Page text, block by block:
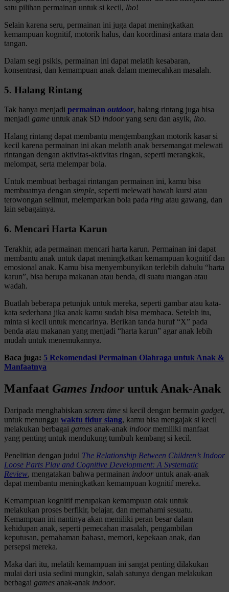
satu pilihan permainan untuk si kecil, lho!
Selain karena seru, permainan ini juga dapat meningkatkan
kemampuan kognitif, motorik halus, dan koordinasi antara mata dan
tangan.
Dalam segi psikis, permainan ini dapat melatih kesabaran,
konsentrasi, dan kemampuan anak dalam memecahkan masalah.
5. Halang Rintang
Tak hanya menjadi permainan outdoor, halang rintang juga bisa
menjadi game untuk anak SD indoor yang seru dan asyik, lho.
Halang rintang dapat membantu mengembangkan motorik kasar si
kecil karena permainan ini akan melatih anak bersemangat melewati
rintangan dengan aktivitas-aktivitas ringan, seperti merangkak,
melompat, serta melempar bola.
Untuk membuat berbagai rintangan permainan ini, kamu bisa
membuatnya dengan simple, seperti melewati bawah kursi atau
terowongan selimut, melemparkan bola pada ring atau gawang, dan
lain sebagainya.
6. Mencari Harta Karun
Terakhir, ada permainan mencari harta karun. Permainan ini dapat
membantu anak untuk dapat meningkatkan kemampuan kognitif dan
emosional anak. Kamu bisa menyembunyikan terlebih dahulu “harta
karun”, bisa berupa makanan atau benda, di suatu ruangan atau
wadah.
Buatlah beberapa petunjuk untuk mereka, seperti gambar atau kata-
kata sederhana jika anak kamu sudah bisa membaca. Setelah itu,
minta si kecil untuk mencarinya. Berikan tanda huruf “X” pada
benda atau makanan yang menjadi “harta karun” agar anak lebih
mudah untuk menemukannya.
Baca juga: 5 Rekomendasi Permainan Olahraga untuk Anak &
Manfaatnya
Manfaat Games Indooruntuk Anak-Anak
Daripada menghabiskan screen time si kecil dengan bermain gadget,
untuk menunggu waktu tidur siang, kamu bisa mengajak si kecil
melakukan berbagai games anak-anak indoor memiliki manfaat
yang penting untuk mendukung tumbuh kembang si kecil.
Penelitian dengan judul The Relationship Between Children’s Indoor
Loose Parts Play and Cognitive Development: A Systematic
Review, mengatakan bahwa permainan indoor untuk anak-anak
dapat membantu meningkatkan kemampuan kognitif mereka.
Kemampuan kognitif merupakan kemampuan otak untuk
melakukan proses berfikir, belajar, dan memahami sesuatu.
Kemampuan ini nantinya akan memiliki peran besar dalam
kehidupan anak, seperti pemecahan masalah, pengambilan
keputusan, pemahaman bahasa, memori, kepekaan anak, dan
persepsi mereka.
Maka dari itu, melatih kemampuan ini sangat penting dilakukan
mulai dari usia sedini mungkin, salah satunya dengan melakukan
berbagai games anak-anak indoor.